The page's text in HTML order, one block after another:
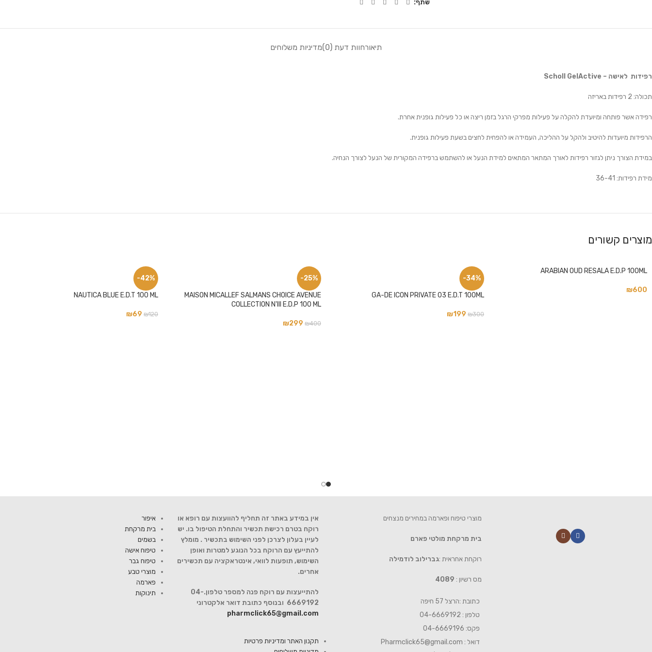
שתף:
תיאורחוות דעת (0) מדיניות משלוחים
רפידות לאישה – Scholl GelActive
תכולה: 2 רפידות באריזה
רפידה אשר פותחה ומיועדת להקלה על פעילות מפרקי הרגל בזמן ריצה או כל פעילות גופנית אחרת.
הרפידות מיועדות להיטיב ולהקל על ההליכה, העמידה או להפחית לחצים בשעת פעילות גופנית.
במידת הצורך ניתן לגזור רפידות לאורך המתאר המתאים למידת הנעל או להשתמש ברפידה המקורית של הנעל לצורך הנחיה.
מידת רפידות: 36-41
מוצרים קשורים
ARABIAN OUD RESALA E.D.P 100ML
₪600
-34%
GA-DE ICON PRIVATE 03 E.D.T 100ML
₪300
₪199
-25%
MAISON MICALLEF SALMANS CHOICE AVENUE
COLLECTION N'III E.D.P 100 ML
₪400
₪299
-42%
NAUTICA BLUE E.D.T 100 ML
₪120
₪69
איפור
בית מרקחת
בשמים
טיפוח אישה
טיפוח גבר
מוצרי טבע
פארמה
תינוקות
אין במידע באתר זה תחליף להוועצות עם רופא או
רוקח בטרם רכישת תכשיר והתחלת הטיפול בו. יש
לעיין בעלון לצרכן לפני השימוש בתכשיר . מומלץ
להתייעץ עם הרוקח בכל הנוגע למטרות ואופן
השימוש, תופעות לוואי, אינטראקציה עם תכשירים
אחרים.
להתייעצות עם רוקח פנה למספר טלפון.04-
6669192 ובנוסף כתובת דואר אלקטרוני
pharmclick65@gmail.com
תקנון האתר ומדיניות פרטיות
מוצרי טיפוח ופארמה במחירים מנצחים
בית מרקחת מולטי פארם
רוקחת אחראית :גברילוב לודמילה
מס רשיון : 4089
כתובת :הרצל 57 חיפה
טלפון : 04-6669192
פקס: 04-6669196
דואל : Pharmclick65@gmail.com
אינסטגרם